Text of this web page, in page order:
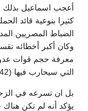
كثيرا بنوعية قائد
الضباط المصريين
وكان أكبر أخطائه
معرفة حجم قوات
التي سيحارب فيها (242).
بل ان تسرعه في
يؤكد أنه لم تكن